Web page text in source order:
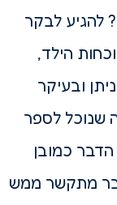
להגיע לבקר
הילד,
ובעיקר
שנוכל לספר
הדבר כמובן
מתקשר ממש